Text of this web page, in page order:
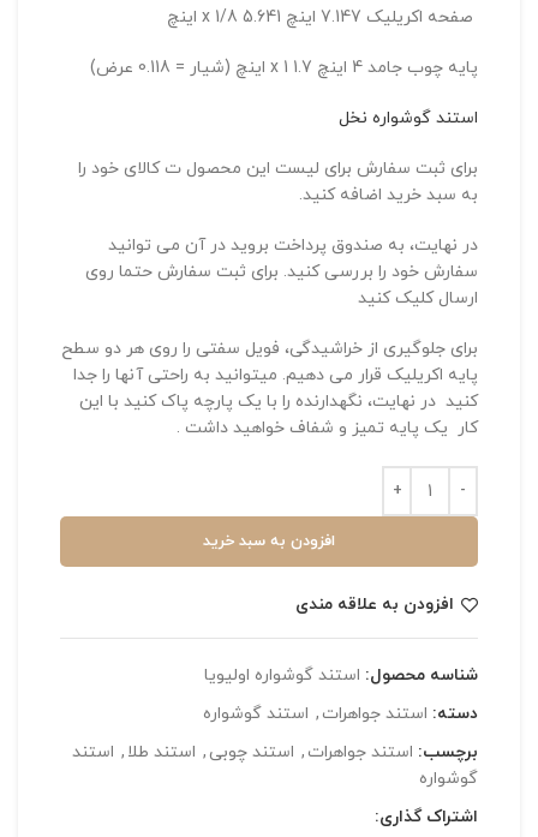
صفحه اکریلیک 7.147 اینچ 5.641 x 1/8 اینچ
پایه چوب جامد 4 اینچ 1.7 x 1 اینچ (شیار = 0.118 عرض)
استند گوشواره نخل
برای ثبت سفارش برای لیست این محصول ت کالای خود را
به سبد خرید اضافه کنید.
در نهایت، به صندوق پرداخت بروید در آن می توانید
سفارش خود را بررسی کنید. برای ثبت سفارش حتما روی
ارسال کلیک کنید
برای جلوگیری از خراشیدگی، فویل سفتی را روی هر دو سطح
پایه اکریلیک قرار می دهیم. میتوانید به راحتی آنها را جدا
کنید در نهایت، نگهدارنده را با یک پارچه پاک کنید با این
کار یک پایه تمیز و شفاف خواهید داشت .
افزودن به سبد خرید
افزودن به علاقه مندی
شناسه محصول: استند گوشواره اولیویا
دسته: استند جواهرات , استند گوشواره
برچسب: استند جواهرات , استند چوبی , استند طلا , استند
گوشواره
اشتراک گذاری: